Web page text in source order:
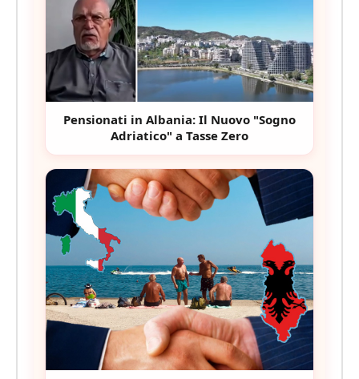
Pensionati in Albania: Il Nuovo "Sogno
Adriatico" a Tasse Zero